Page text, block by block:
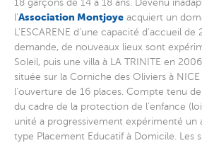
18 garçons de 14 à 18 ans. Devenu
l’Association Montjoye acquiert un
L’ESCARENE d’une capacité d’accueil
demande, de nouveaux lieux sont
Soleil, puis une villa à LA TRINITE en
située sur la Corniche des Oliviers à
l’ouverture de 16 places. Compte tenu
du cadre de la protection de l’enfance
unité a progressivement expérimenté un
type Placement Educatif à Domicile. Les